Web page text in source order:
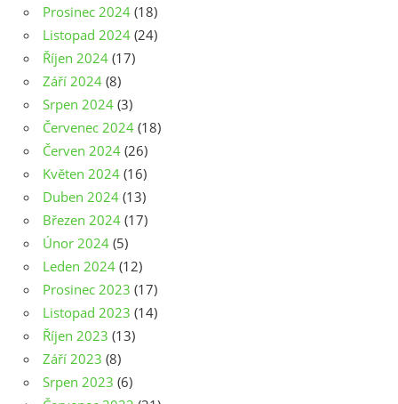
Prosinec 2024 (18)
Listopad 2024 (24)
Říjen 2024 (17)
Září 2024 (8)
Srpen 2024 (3)
Červenec 2024 (18)
Červen 2024 (26)
Květen 2024 (16)
Duben 2024 (13)
Březen 2024 (17)
Únor 2024 (5)
Leden 2024 (12)
Prosinec 2023 (17)
Listopad 2023 (14)
Říjen 2023 (13)
Září 2023 (8)
Srpen 2023 (6)